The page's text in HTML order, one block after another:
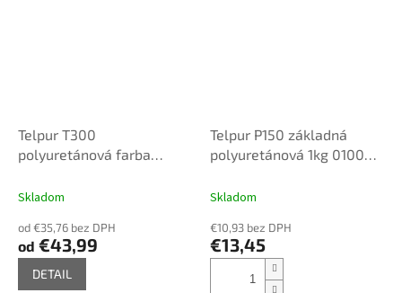
Telpur T300
polyuretánová farba
vzorkovníka ral pozri
Skladom
od €35,76 bez DPH
od €43,99
DETAIL
Telpur P150 základná
polyuretánová 1kg 0100
Skladom
€10,93 bez DPH
€13,45